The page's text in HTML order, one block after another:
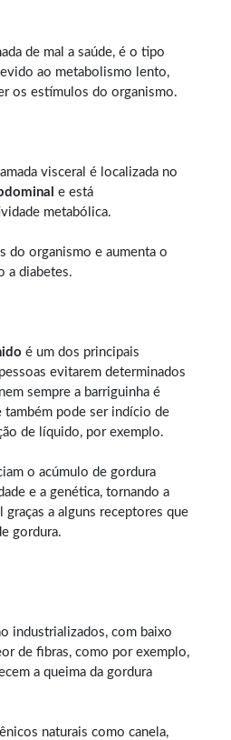
de mal a saúde, é o tipo
ao metabolismo lento,
os estímulos do organismo.
visceral é localizada no
e está
metabólica.
do organismo e aumenta o
a diabetes.
é um dos principais
evitarem determinados
sempre a barriguinha é
também pode ser indício de
de líquido, por exemplo.
o acúmulo de gordura
e a genética, tornando a
a alguns receptores que
gordura.
industrializados, com baixo
de fibras, como por exemplo,
a queima da gordura
naturais como canela,